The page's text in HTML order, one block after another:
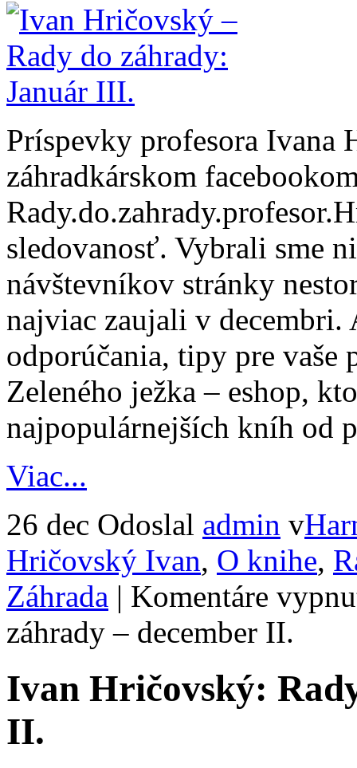
Príspevky profesora Ivana
záhradkárskom
sledovanosť. Vybrali sme
návštevníkov stránky
najviac zaujali v
odporúčania, tipy pre vaše
Zeleného ježka – eshop,
najpopulárnejších kníh od
Viac...
26 dec Odoslal admin v
Hričovský Ivan, O knihe,
Záhrada | Komentáre
záhrady – december II.
Ivan Hričovský:
II.